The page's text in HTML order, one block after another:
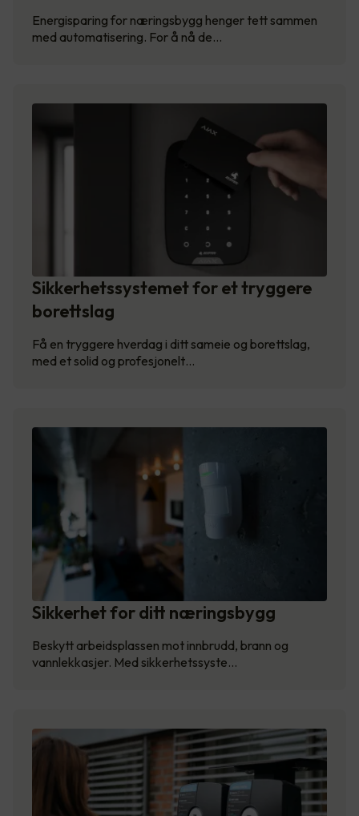
Energisparing for næringsbygg henger tett sammen
med automatisering. For å nå de…
Sikkerhetssystemet for et tryggere
borettslag
Få en tryggere hverdag i ditt sameie og borettslag,
med et solid og profesjonelt…
Sikkerhet for ditt næringsbygg
Beskytt arbeidsplassen mot innbrudd, brann og
vannlekkasjer. Med sikkerhetssyste…